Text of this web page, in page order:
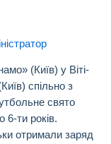
(Київ) у Віті-
спільно з
свято
6-ти років.
отримали заряд